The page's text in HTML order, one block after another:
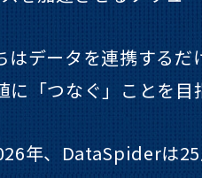
はデータを連携するだ
に「つなぐ」ことを目
年、DataSpiderは25